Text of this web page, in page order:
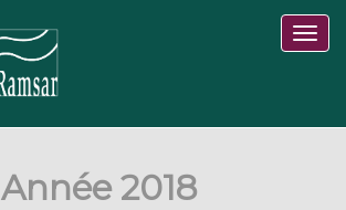
Année 2018